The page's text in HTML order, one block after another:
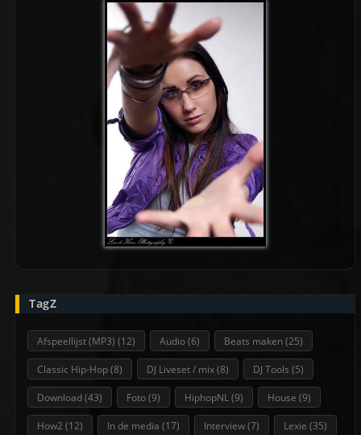
TagZ
Afspeellijst (MP3) (12) Audio(6) Beats maken(25)
Classic Hip-Hop(8) DJ Liveset / mix(8) DJ Tools (5)
Download(43) Foto(9) HiphopNL(9) House (9)
How2 (12) In de media (17) Interview(7) Lexie (35)